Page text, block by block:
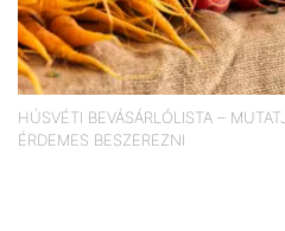
HÚSVÉTI BEVÁSÁRLÓLISTA –
ÉRDEMES BESZEREZNI